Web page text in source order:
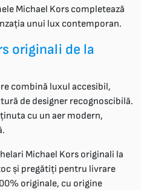
Michael Kors completează
unui lux contemporan.
originali de la
combină luxul accesibil,
de designer recognoscibilă.
cu un aer modern,
Michael Kors originali la
și pregătiți pentru livrare
originale, cu origine